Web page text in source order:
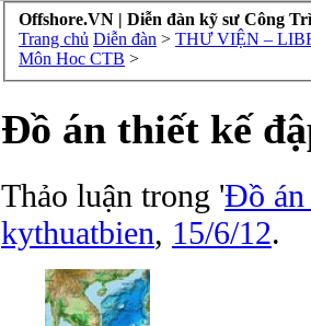
Offshore.VN | Diễn đàn kỹ sư Công
Trang chủ Diễn đàn > THƯ VIỆN –
Môn Hoc CTB >
Đồ án thiết kế
Thảo luận trong 'Đồ
kythuatbien, 15/6/12.